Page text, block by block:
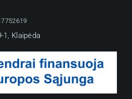
1, Klaipėda
vizitą